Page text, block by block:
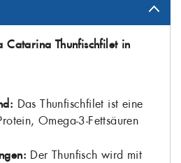
Catarina Thunfischfilet in
Das Thunfischfilet ist eine
Omega-3-Fettsäuren
Der Thunfisch wird mit